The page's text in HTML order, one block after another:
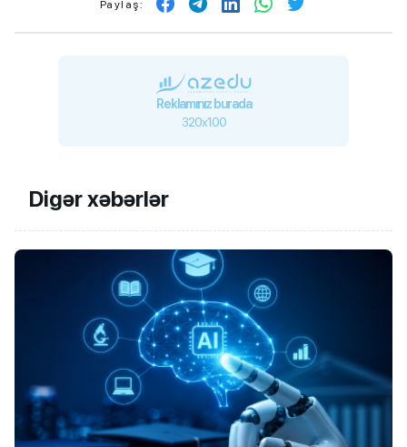
Paylaş:
Reklamınız burada
320x100
Digər xəbərlər